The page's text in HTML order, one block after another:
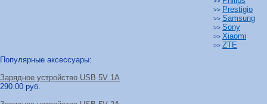
>> Prestigio
>> Samsung
>> Sony
>> Xiaomi
>> ZTE
Популярные аксессуары:
Зарядное устройство USB 5V 1A
290.00 руб.